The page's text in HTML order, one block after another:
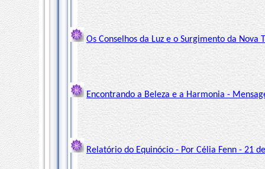
Os Conselhos da Luz e o Surgimento da
Encontrando a Beleza e a Harmonia -
Relatório do Equinócio - Por Célia Fenn - 21